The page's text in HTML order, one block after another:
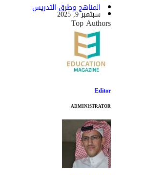
المناهج وطرق التدريس
سبتمبر 9, 2025
Top Authors
Editor
ADMINISTRATOR